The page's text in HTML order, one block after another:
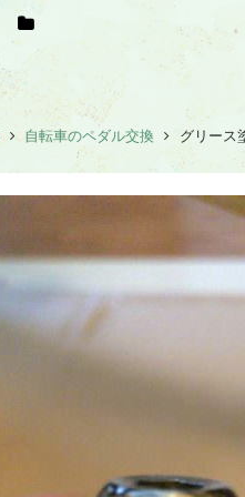
自転車のペダル交換 グリース